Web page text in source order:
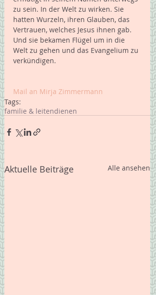
zu sein. In der Welt zu wirken. Sie
hatten Wurzeln, ihren Glauben, das
Vertrauen, welches Jesus ihnen gab.
Und sie bekamen Flügel um in die
Welt zu gehen und das Evangelium zu
verkündigen.
Mail an Mirja Zimmermann
Tags:
familie & leitendienen
Aktuelle Beiträge Alle ansehen